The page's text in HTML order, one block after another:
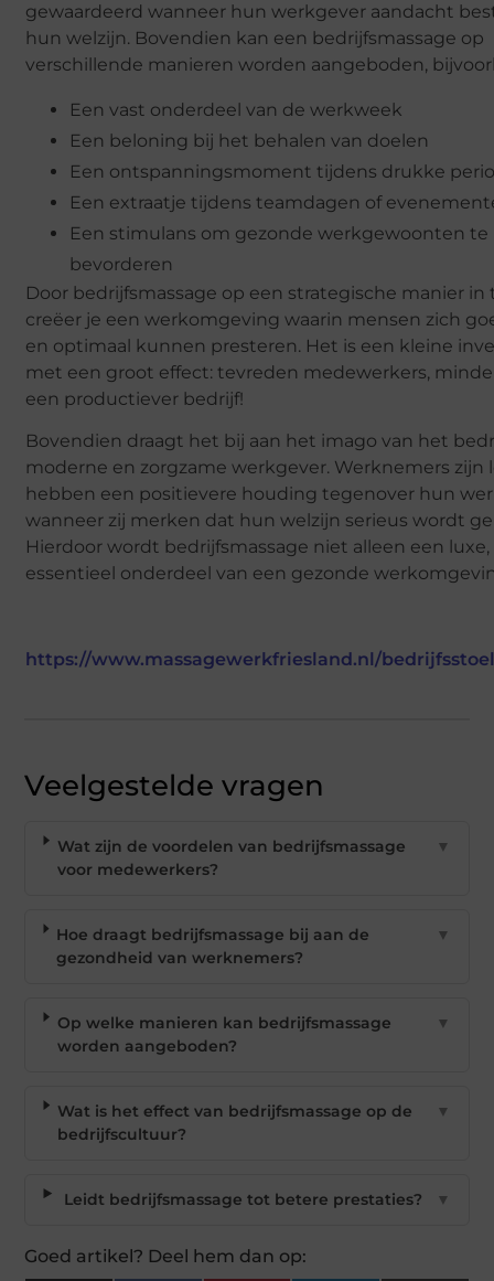
gewaardeerd wanneer hun werkgever aandacht
hun welzijn. Bovendien kan een bedrijfsmassage op
verschillende manieren worden aangeboden,
Een vast onderdeel van de werkweek
Een beloning bij het behalen van doelen
Een ontspanningsmoment tijdens drukke
Een extraatje tijdens teamdagen of
Een stimulans om gezonde werkgewoonten te
bevorderen
Door bedrijfsmassage op een strategische manier in
creëer je een werkomgeving waarin mensen zich
en optimaal kunnen presteren. Het is een kleine
met een groot effect: tevreden medewerkers,
een productiever bedrijf!
Bovendien draagt het bij aan het imago van het
moderne en zorgzame werkgever. Werknemers zijn
hebben een positievere houding tegenover hun
wanneer zij merken dat hun welzijn serieus wordt
Hierdoor wordt bedrijfsmassage niet alleen een
essentieel onderdeel van een gezonde
https://www.massagewerkfriesland.nl/
Veelgestelde vragen
Wat zijn de voordelen van bedrijfsmassage
voor medewerkers?
▼
Hoe draagt bedrijfsmassage bij aan de
gezondheid van werknemers?
▼
Op welke manieren kan bedrijfsmassage
worden aangeboden?
▼
Wat is het effect van bedrijfsmassage op de
bedrijfscultuur?
▼
Leidt bedrijfsmassage tot betere prestaties? ▼
Goed artikel? Deel hem dan op: